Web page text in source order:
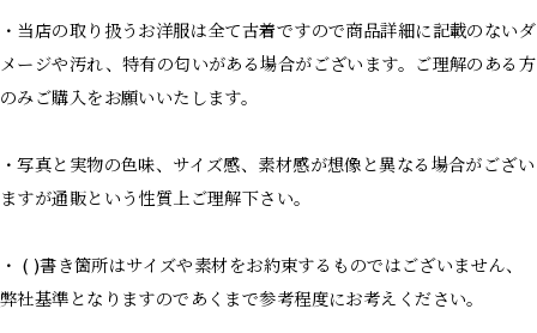
・当店の取り扱うお洋服は全て古着ですので商品詳細に記載のないダ
メージや汚れ、特有の匂いがある場合がございます。ご理解のある方
のみご購入をお願いいたします。
・写真と実物の色味、サイズ感、素材感が想像と異なる場合がござい
ますが通販という性質上ご理解下さい。
・ ( )書き箇所はサイズや素材をお約束するものではございません、
弊社基準となりますのであくまで参考程度にお考えください。